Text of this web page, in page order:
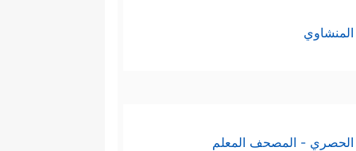
الحصري - المصحف المعلم